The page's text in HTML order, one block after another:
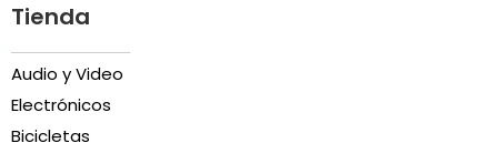
Tienda
Audio y Video
Electrónicos
Bicicletas